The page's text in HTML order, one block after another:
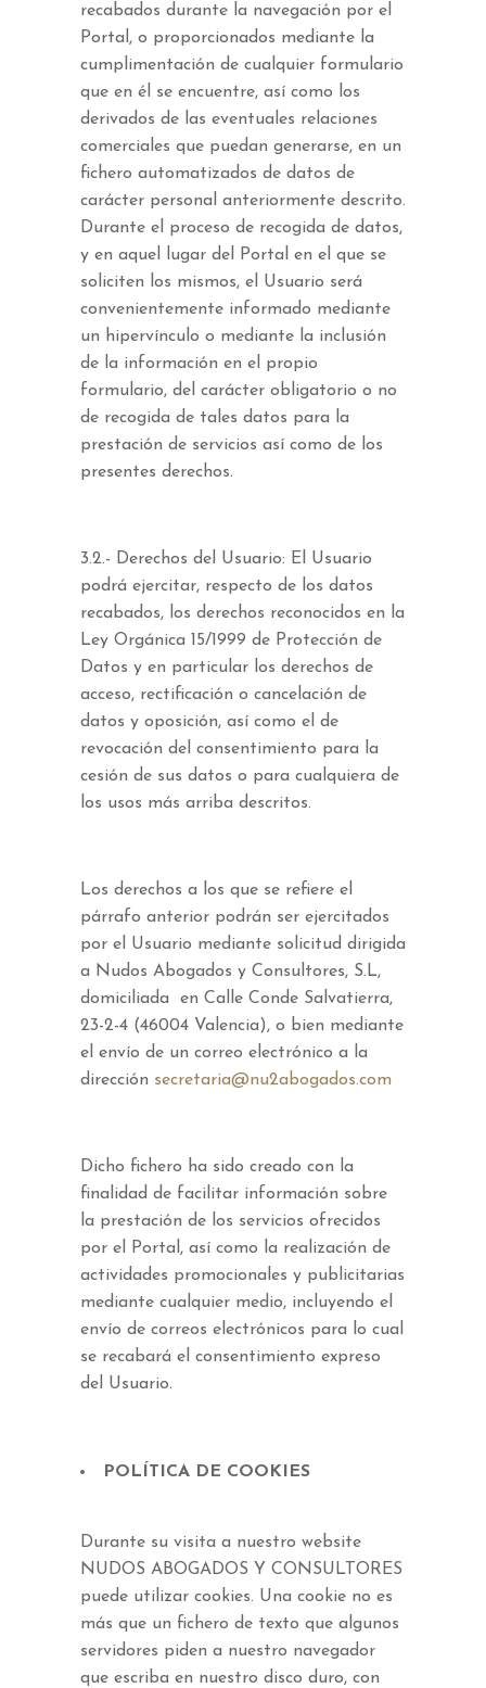
recabados durante la navegación por el
Portal, o proporcionados mediante la
cumplimentación de cualquier formulario
que en él se encuentre, así como los
derivados de las eventuales relaciones
comerciales que puedan generarse, en un
fichero automatizados de datos de
carácter personal anteriormente descrito.
Durante el proceso de recogida de datos,
y en aquel lugar del Portal en el que se
soliciten los mismos, el Usuario será
convenientemente informado mediante
un hipervínculo o mediante la inclusión
de la información en el propio
formulario, del carácter obligatorio o no
de recogida de tales datos para la
prestación de servicios así como de los
presentes derechos.
3.2.- Derechos del Usuario: El Usuario
podrá ejercitar, respecto de los datos
recabados, los derechos reconocidos en la
Ley Orgánica 15/1999 de Protección de
Datos y en particular los derechos de
acceso, rectificación o cancelación de
datos y oposición, así como el de
revocación del consentimiento para la
cesión de sus datos o para cualquiera de
los usos más arriba descritos.
Los derechos a los que se refiere el
párrafo anterior podrán ser ejercitados
por el Usuario mediante solicitud dirigida
a Nudos Abogados y Consultores, S.L,
domiciliada en Calle Conde Salvatierra,
23-2-4 (46004 Valencia), o bien mediante
el envío de un correo electrónico a la
dirección secretaria@nu2abogados.com
Dicho fichero ha sido creado con la
finalidad de facilitar información sobre
la prestación de los servicios ofrecidos
por el Portal, así como la realización de
actividades promocionales y publicitarias
mediante cualquier medio, incluyendo el
envío de correos electrónicos para lo cual
se recabará el consentimiento expreso
del Usuario.
POLÍTICA DE COOKIES
Durante su visita a nuestro website
NUDOS ABOGADOS Y CONSULTORES
puede utilizar cookies. Una cookie no es
más que un fichero de texto que algunos
servidores piden a nuestro navegador
que escriba en nuestro disco duro, con